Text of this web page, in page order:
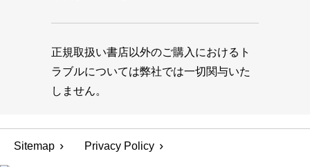
正規取扱い書店以外のご購入におけるト
ラブルについては弊社では一切関与いた
しません。
Sitemap Privacy Policy